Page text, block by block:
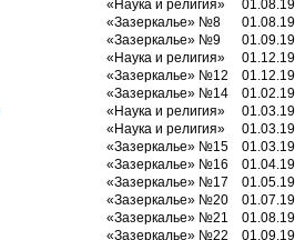
«Наука и религия»
«Зазеркалье» №8
«Зазеркалье» №9
«Наука и религия»
«Зазеркалье» №12
«Зазеркалье» №14
«Наука и религия»
«Наука и религия»
«Зазеркалье» №15
«Зазеркалье» №16
«Зазеркалье» №17
«Зазеркалье» №20
«Зазеркалье» №21
«Зазеркалье» №22